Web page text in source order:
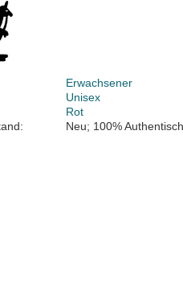
Erwachsener
Unisex
Rot
Neu; 100% Authentisch